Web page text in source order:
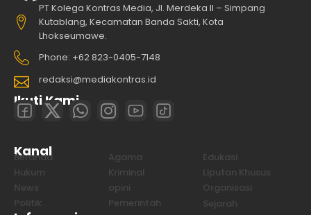
PT Kolega Kontras Media, Jl. Merdeka II – Simpang
Kutablang, Kecamatan Banda Sakti, Kota
Lhokseumawe.
Phone: +62 823-0405-7148
redaksi@mediakontras.id
Ikuti Kami
Kanal
Beranda Agama
Edukasi
Hukum
Kriminal
Liputan Khusus
News
opini
Organisasi
Politik
Pemerintah Sejarah